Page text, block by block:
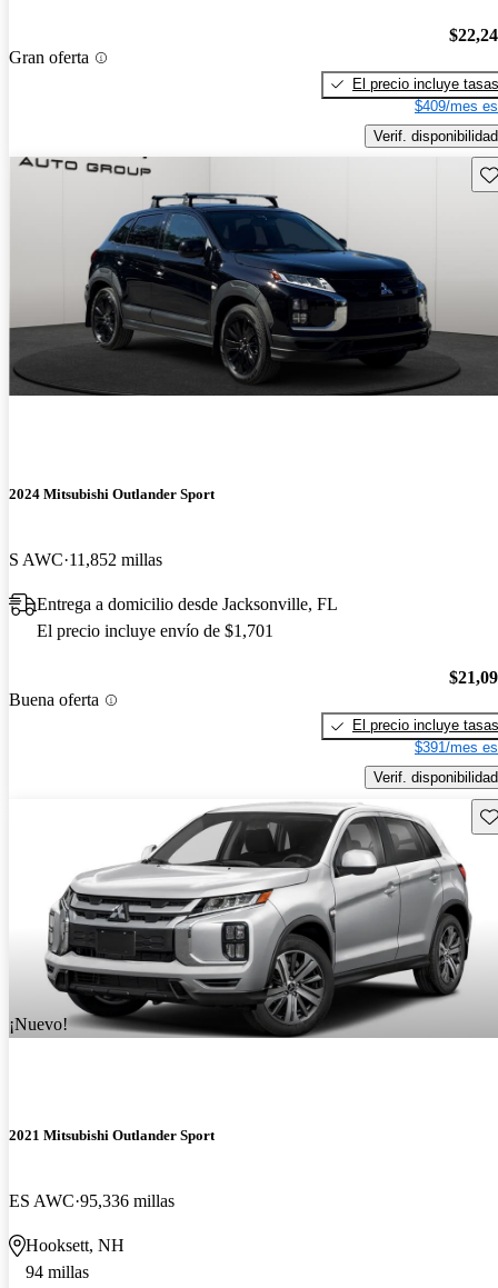
Gran oferta
El precio incluye tasas
$409/mes
Verif. disponibilidad
2024 Mitsubishi Outlander Sport
S AWC 11,852 millas
Entrega a domicilio desde Jacksonville, FL
El precio incluye envío de $1,701
Buena oferta
El precio incluye tasas
$391/mes
Verif. disponibilidad
¡Nuevo!
2021 Mitsubishi Outlander Sport
ES AWC 95,336 millas
Hooksett, NH
94 millas